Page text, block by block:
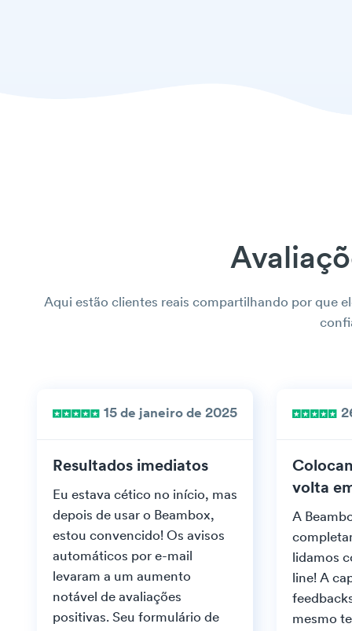
Aqui estão clientes reais compartilhando por que
15 de janeiro de 2025
Resultados imediatos
Eu estava cético no início, mas
depois de usar o Beambox,
estou convencido! Os avisos
automáticos por e-mail
levaram a um aumento
notável de avaliações
positivas. Seu formulário de
volta
A
lidamos
line! A
mesmo